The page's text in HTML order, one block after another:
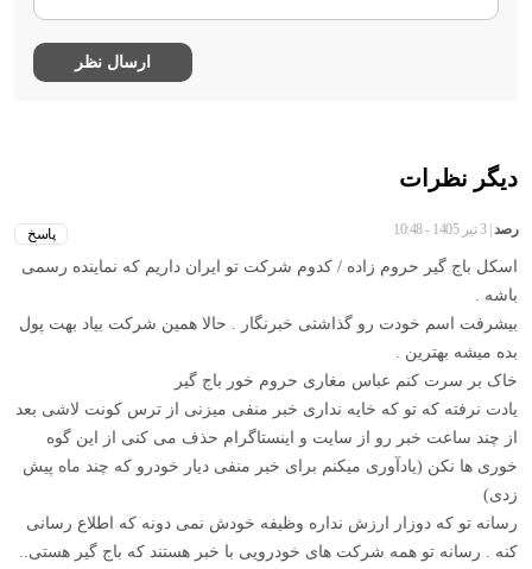
دیگر نظرات
رصد| 3 تیر 1405 - 10:48
اسکل باج گیر حروم زاده / کدوم شرکت تو ایران داریم که نماینده رسمی
باشه .
بیشرفت اسم خودت رو گذاشتی خبرنگار . حالا همین شرکت بیاد بهت پول
بده میشه بهترین .
خاک بر سرت کنم عباس مغاری حروم خور باج گیر
یادت نرفته که تو که خایه نداری خبر منفی میزنی از ترس کونت لاشی بعد
از چند ساعت خبر رو از سایت و اینستاگرام حذف می کنی از این گوه
خوری ها نکن (یادآوری میکنم برای خبر منفی دیار خودرو که چند ماه پیش
زدی)
رسانه تو که دوزار ارزش نداره وظیفه خودش نمی دونه که اطلاع رسانی
کنه . رسانه تو همه شرکت های خودرویی با خبر هستند که باج گیر هستی..
پاسخ